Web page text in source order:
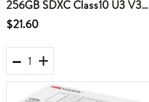
256GB SDXC Class10 U3 V30
95-85MBs eTLC 7-24 CCTV
$21.60